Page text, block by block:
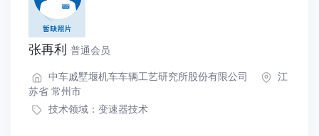
张再利 普通会员
中车戚墅堰机车车辆工艺研究所股份有限公司
江
苏省 常州市
技术领域： 变速器技术